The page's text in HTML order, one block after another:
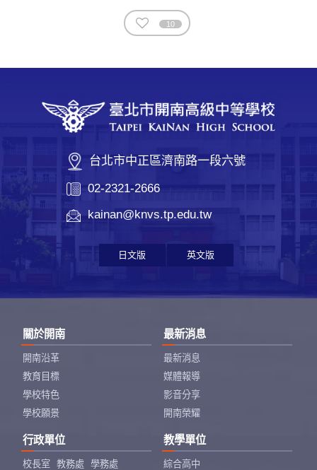
10
台北市中正區濟南路一段六號
02-2321-2666
kainan@knvs.tp.edu.tw
日文版 英文版
關於開南
開南沿革
教育目標
學校特色
學校願景
最新消息
最新消息
媒體報導
影音分享
開南榮耀
行政單位
校長室 教務處
學務處
教學單位
綜合高中